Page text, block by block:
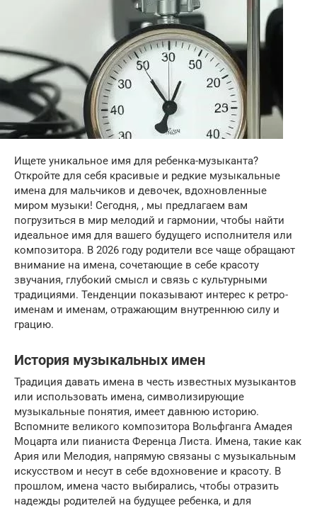
Ищете уникальное имя для ребенка-музыканта?
Откройте для себя красивые и редкие музыкальные
имена для мальчиков и девочек, вдохновленные
миром музыки! Сегодня, , мы предлагаем вам
погрузиться в мир мелодий и гармонии, чтобы найти
идеальное имя для вашего будущего исполнителя или
композитора. В 2026 году родители все чаще обращают
внимание на имена, сочетающие в себе красоту
звучания, глубокий смысл и связь с культурными
традициями. Тенденции показывают интерес к ретро-
именам и именам, отражающим внутреннюю силу и
грацию.
История музыкальных имен
Традиция давать имена в честь известных музыкантов
или использовать имена, символизирующие
музыкальные понятия, имеет давнюю историю.
Вспомните великого композитора Вольфганга Амадея
Моцарта или пианиста Ференца Листа. Имена, такие как
Ария или Мелодия, напрямую связаны с музыкальным
искусством и несут в себе вдохновение и красоту. В
прошлом, имена часто выбирались, чтобы отразить
надежды родителей на будущее ребенка, и для